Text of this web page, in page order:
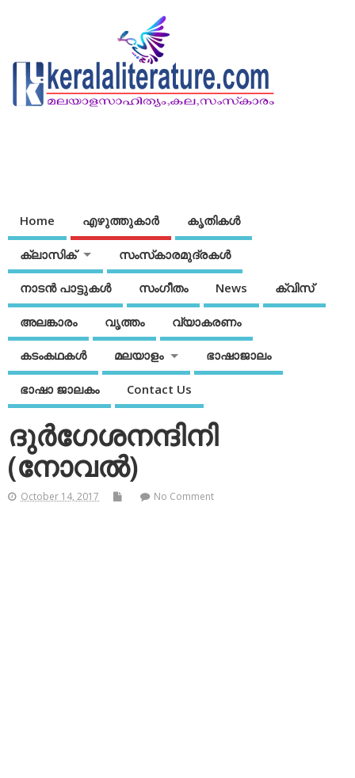
Home എഴുത്തുകാര്‍ കൃതികൾ
ക്ലാസിക് സംസ്‌കാരമുദ്രകള്‍
നാടന്‍ പാട്ടുകള്‍ സംഗീതം News ക്വിസ്
അലങ്കാരം വൃത്തം വ്യാകരണം
കടംകഥകള്‍ മലയാളം ഭാഷാജാലം
ഭാഷാ ജാലകം Contact Us
ദുര്‍ഗേശനന്ദിനി
(നോവല്‍)
October 14, 2017 No Comment